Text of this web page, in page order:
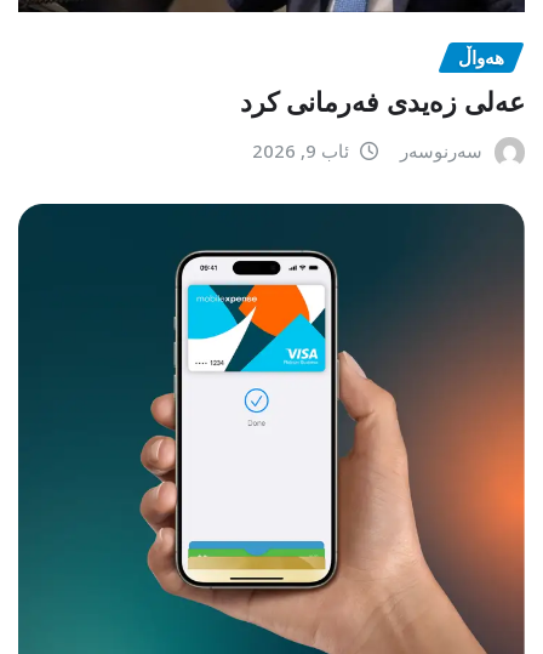
هەواڵ
عەلی زەیدی فەرمانی کرد
سەرنوسەر ئاب 9, 2026